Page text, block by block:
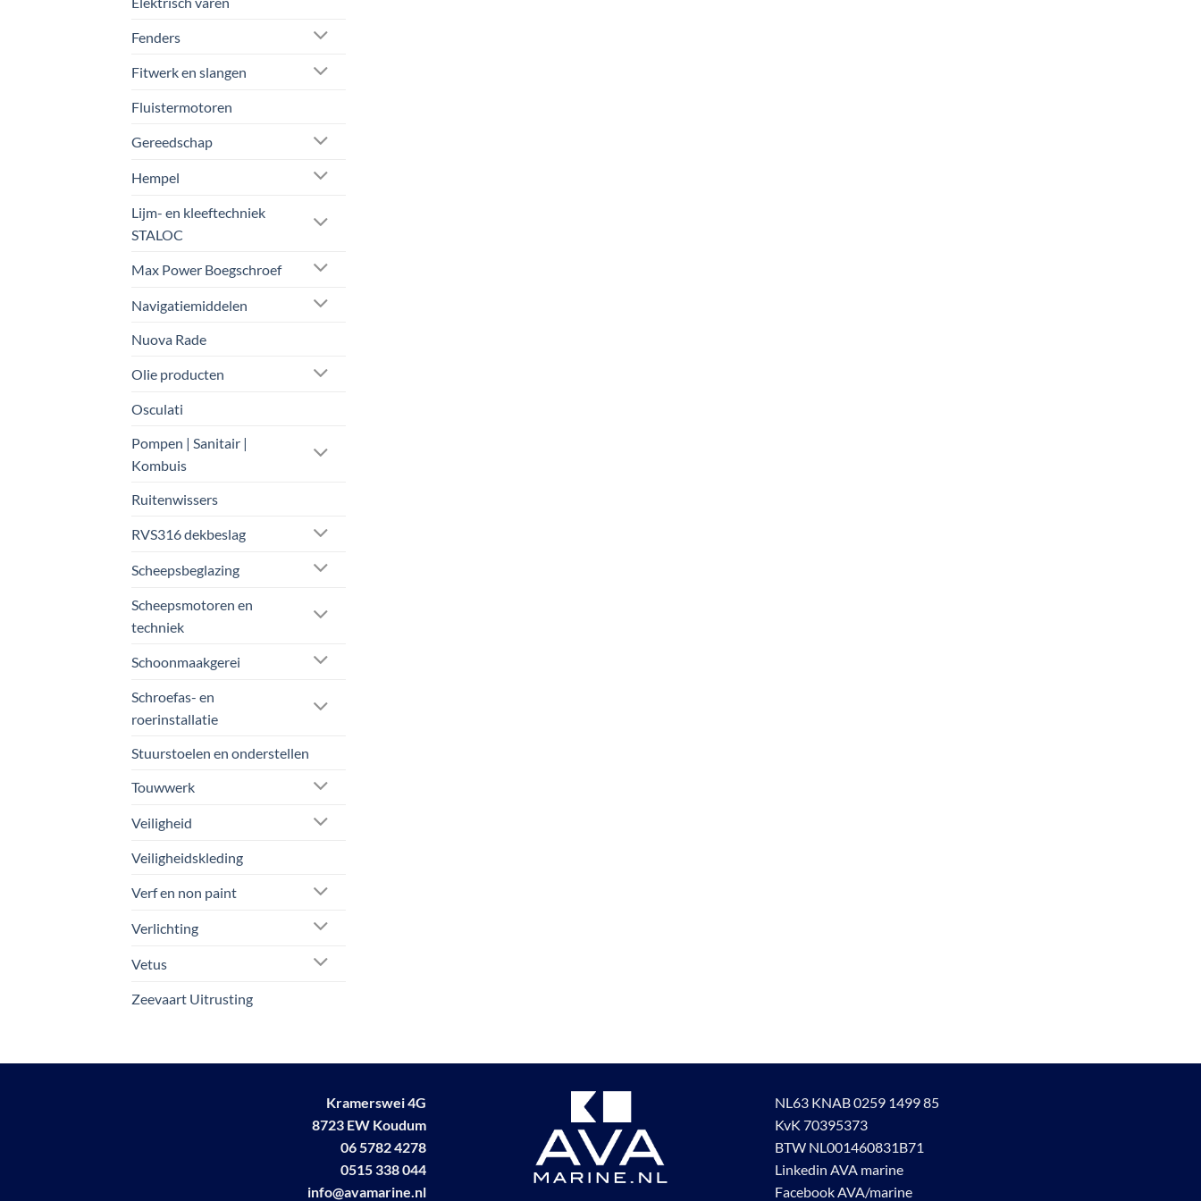
Fenders
Fitwerk en slangen
Fluistermotoren
Gereedschap
Hempel
Lijm- en kleeftechniek
STALOC
Max Power Boegschroef
Navigatiemiddelen
Nuova Rade
Olie producten
Osculati
Pompen | Sanitair |
Kombuis
Ruitenwissers
RVS316 dekbeslag
Scheepsbeglazing
Scheepsmotoren en
techniek
Schoonmaakgerei
Schroefas- en
roerinstallatie
Stuurstoelen en onderstellen
Touwwerk
Veiligheid
Veiligheidskleding
Verf en non paint
Verlichting
Vetus
Zeevaart Uitrusting
Kramerswei 4G
8723 EW Koudum
06 5782 4278
0515 338 044
info@avamarine.nl
NL63 KNAB 0259 1499 85
KvK 70395373
BTW NL001460831B71
Linkedin AVA marine
Facebook AVA/marine